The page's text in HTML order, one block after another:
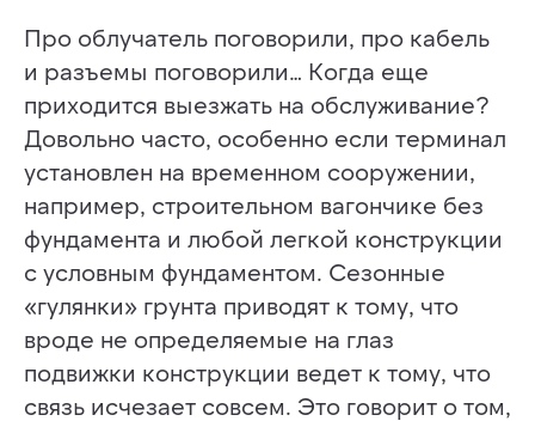
Про облучатель поговорили, про кабель
и разъемы поговорили… Когда еще
приходится выезжать на обслуживание?
Довольно часто, особенно если терминал
установлен на временном сооружении,
например, строительном вагончике без
фундамента и любой легкой конструкции
с условным фундаментом. Сезонные
«гулянки» грунта приводят к тому, что
вроде не определяемые на глаз
подвижки конструкции ведет к тому, что
связь исчезает совсем. Это говорит о том,